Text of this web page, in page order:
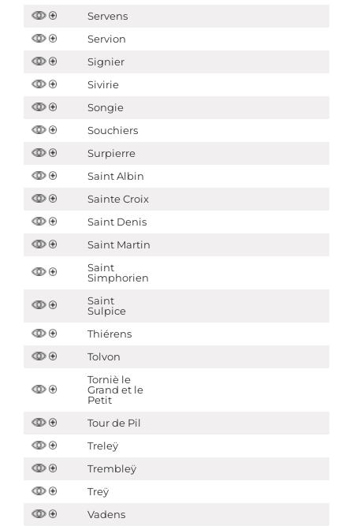
Servens
Servion
Signier
Sivirie
Songie
Souchiers
Surpierre
Saint Albin
Sainte Croix
Saint Denis
Saint Martin
Saint
Simphorien
Saint
Sulpice
Thiérens
Tolvon
Torniè le
Grand et le
Petit
Tour de Pil
Treleÿ
Trembleÿ
Treÿ
Vadens